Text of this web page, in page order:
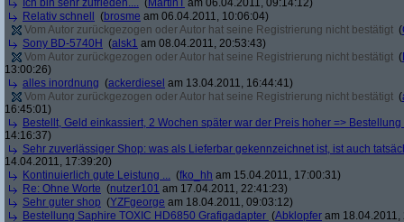
Ich bin sehr zufrieden.... (MartinT am 06.04.2011, 09:14:12)
Relativ schnell
(brosme am 06.04.2011, 10:06:04)
Vom Autor zurückgezogen oder Autor hat seine Registrierung nicht bestätigt (
Sony BD-5740H (alsk1 am 08.04.2011, 20:53:43)
Vom Autor zurückgezogen oder Autor hat seine Registrierung nicht bestätigt (
13:00:26)
alles inordnung (ackerdiesel am 13.04.2011, 16:44:41)
Vom Autor zurückgezogen oder Autor hat seine Registrierung nicht bestätigt (
16:45:01)
Bestellt, Geld einkassiert, 2 Wochen später war der Preis hoher => Bestellung
14:16:37)
Sehr zuverlässiger Shop: was als Lieferbar gekennzeichnet ist, ist auch
14.04.2011, 17:39:20)
Kontinuierlich gute Leistung ... (fko_hh am 15.04.2011, 17:00:31)
Re: Ohne Worte (nutzer101 am 17.04.2011, 22:41:23)
Sehr guter shop (YZFgeorge am 18.04.2011, 09:03:12)
Bestellung Saphire TOXIC HD6850 Grafigadapter (Abklopfer am 18.04.2011,